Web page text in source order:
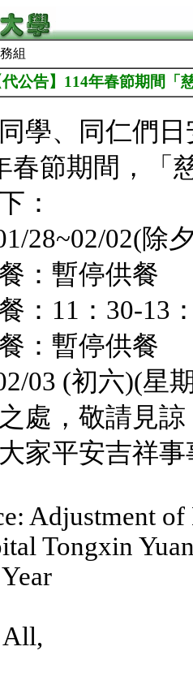
組
代公告】114年春節期間
學、同仁們日
春節期間，「
：
28~02/02(除
：暫停供餐
：11：30-13
：暫停供餐
03 (初六)(星
處，敬請見諒
家平安吉祥事
Adjustment
Tongxin
All,